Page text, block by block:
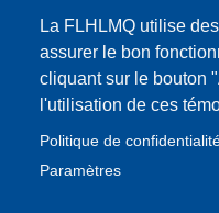
La FLHLMQ utilise
assurer le bon
cliquant sur le bouton
l'utilisation de ces
Politique de
Paramètres